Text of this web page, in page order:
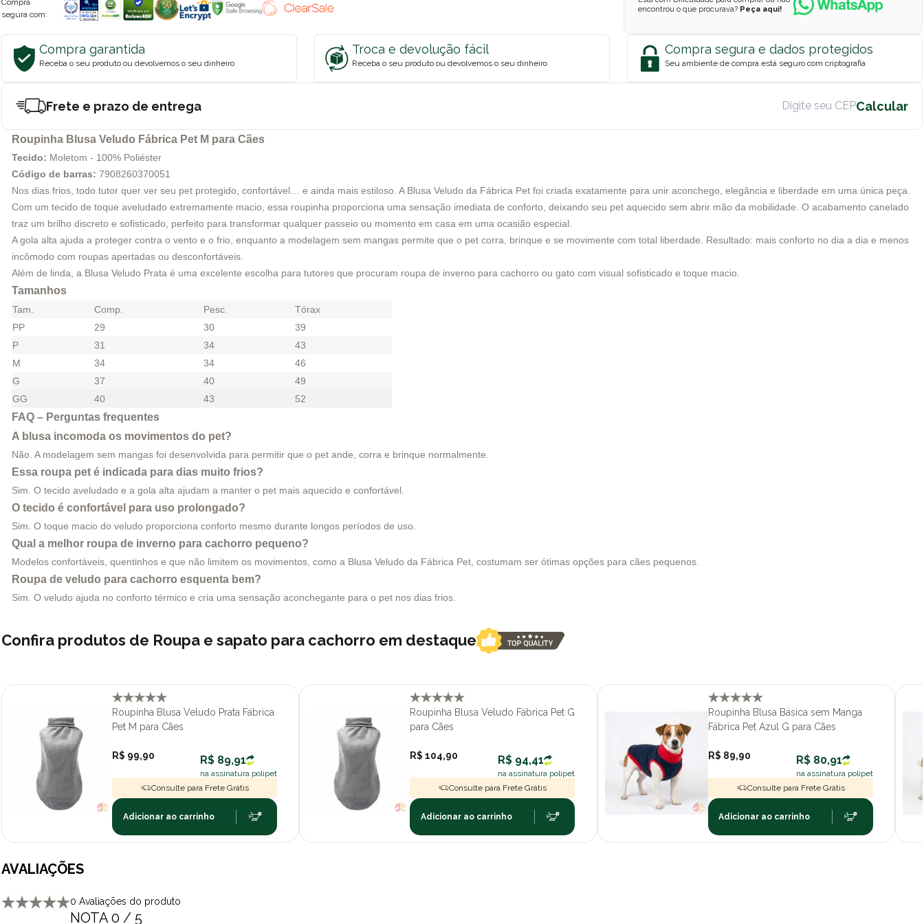
segura com:
encontrou o que procurava? Peça aqui!
Compra garantida
Receba o seu produto ou devolvemos o seu dinheiro
Troca e devolução fácil
Receba o seu produto ou devolvemos o seu dinheiro
Compra segura e dados protegidos
Seu ambiente de compra está seguro com criptografia
Frete e prazo de entrega
Roupinha Blusa Veludo Fábrica Pet M para Cães
Tecido: Moletom - 100% Poliéster
Código de barras: 7908260370051
Nos dias frios, todo tutor quer ver seu pet protegido, confortável… e ainda mais estiloso. A Blusa Veludo da Fábrica Pet foi criada exatamente para unir aconchego, elegância e liberdade em uma única peça.
Com um tecido de toque aveludado extremamente macio, essa roupinha proporciona uma sensação imediata de conforto, deixando seu pet aquecido sem abrir mão da mobilidade. O acabamento canelado
traz um brilho discreto e sofisticado, perfeito para transformar qualquer passeio ou momento em casa em uma ocasião especial.
A gola alta ajuda a proteger contra o vento e o frio, enquanto a modelagem sem mangas permite que o pet corra, brinque e se movimente com total liberdade. Resultado: mais conforto no dia a dia e menos
incômodo com roupas apertadas ou desconfortáveis.
Além de linda, a Blusa Veludo Prata é uma excelente escolha para tutores que procuram roupa de inverno para cachorro ou gato com visual sofisticado e toque macio.
Tamanhos
Tam. Comp. Pesc.
Tórax
PP
29 30
39
P
31 34
43
M
34 34
46
G
37 40
49
GG
40 43 52
FAQ – Perguntas frequentes
A blusa incomoda os movimentos do pet?
Não. A modelagem sem mangas foi desenvolvida para permitir que o pet ande, corra e brinque normalmente.
Essa roupa pet é indicada para dias muito frios?
Sim. O tecido aveludado e a gola alta ajudam a manter o pet mais aquecido e confortável.
O tecido é confortável para uso prolongado?
Sim. O toque macio do veludo proporciona conforto mesmo durante longos períodos de uso.
Qual a melhor roupa de inverno para cachorro pequeno?
Modelos confortáveis, quentinhos e que não limitem os movimentos, como a Blusa Veludo da Fábrica Pet, costumam ser ótimas opções para cães pequenos.
Roupa de veludo para cachorro esquenta bem?
Sim. O veludo ajuda no conforto térmico e cria uma sensação aconchegante para o pet nos dias frios.
Confira produtos de Roupa e sapato para cachorro em destaque
Roupinha Blusa Veludo Prata Fábrica
Pet M para Cães
R$ 99,90 R$ 89,91
na assinatura polipet
Consulte para Frete Grátis
Adicionar ao carrinho
Roupinha Blusa Veludo Fábrica Pet G
para Cães
R$ 104,90 R$ 94,41
na assinatura polipet
Consulte para Frete Grátis
Adicionar ao carrinho
Roupinha Blusa Básica sem Manga
Fábrica Pet Azul G para Cães
R$ 89,90 R$ 80,91
na assinatura polipet
Consulte para Frete Grátis
Adicionar ao carrinho
AVALIAÇÕES
0 Avaliações do produto
NOTA 0 / 5